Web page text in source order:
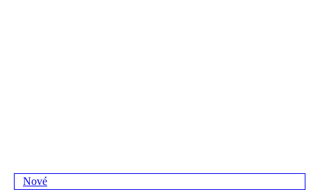
Nové